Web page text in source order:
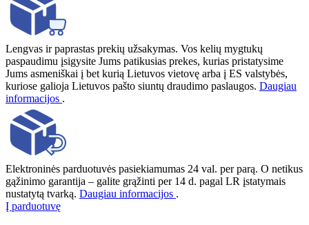
Lengvas ir paprastas prekių užsakymas. Vos kelių mygtukų
paspaudimu įsigysite Jums patikusias prekes, kurias pristatysime
Jums asmeniškai į bet kurią Lietuvos vietovę arba į ES valstybės,
kuriose galioja Lietuvos pašto siuntų draudimo paslaugos. Daugiau
informacijos .
Elektroninės parduotuvės pasiekiamumas 24 val. per parą. O netikus
gąžinimo garantija – galite grąžinti per 14 d. pagal LR įstatymais
nustatytą tvarką. Daugiau informacijos .
Į parduotuvę